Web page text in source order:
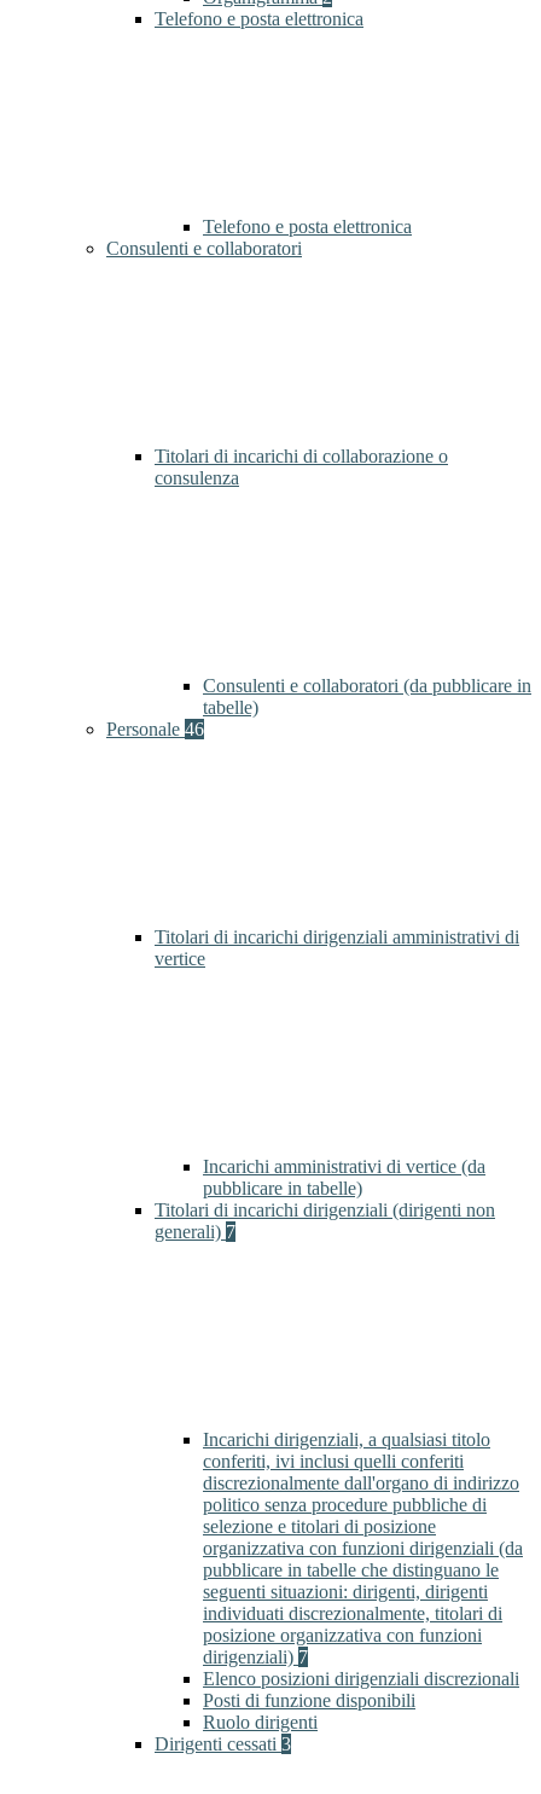
Telefono e posta elettronica
Telefono e posta elettronica
Consulenti e collaboratori
Titolari di incarichi di collaborazione o
consulenza
Consulenti e collaboratori (da pubblicare in
tabelle)
Personale 46
Titolari di incarichi dirigenziali amministrativi di
vertice
Incarichi amministrativi di vertice (da
pubblicare in tabelle)
Titolari di incarichi dirigenziali (dirigenti non
generali) 7
Incarichi dirigenziali, a qualsiasi titolo
conferiti, ivi inclusi quelli conferiti
discrezionalmente dall'organo di indirizzo
politico senza procedure pubbliche di
selezione e titolari di posizione
organizzativa con funzioni dirigenziali (da
pubblicare in tabelle che distinguano le
seguenti situazioni: dirigenti, dirigenti
individuati discrezionalmente, titolari di
posizione organizzativa con funzioni
dirigenziali) 7
Elenco posizioni dirigenziali discrezionali
Posti di funzione disponibili
Ruolo dirigenti
Dirigenti cessati 3